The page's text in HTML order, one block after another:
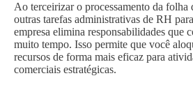
Ao terceirizar o processamento da folha
outras tarefas administrativas de RH
empresa elimina responsabilidades que
muito tempo. Isso permite que você
recursos de forma mais eficaz para
comerciais estratégicas.